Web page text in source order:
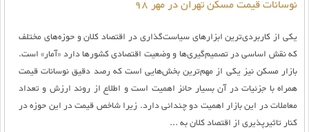
نوسانات قیمت مسکن تهران در مهر 98
یکی از کاربردی‌‌ترین ابزارهای سیاست‌گذاری‌ در اقتصاد کلان و حوزه‌های مختلف
که نقش اساسی در تصمیم‌گیری‌ها و وضعیت اقتصادی کشورها دارد «آمار» است.
بازار مسکن نیز یکی از مهم‌ترین بخش‌هایی است که رصد دقیق نوسانات قیمت
همراه با جزئیات در آن بسیار حائز اهمیت است و اطلاع از روند ارزش و تعداد
معاملات در این بازار اهمیت دو چندانی دارد. زیرا شاخص قیمت در این حوزه در
کنار تاثیرپذیری از اقتصاد کلان به ...